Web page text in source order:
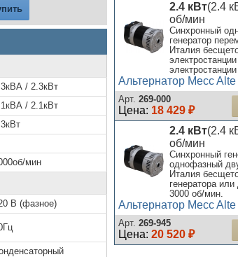
/ 2.3кВт
/ 2.1кВт
мин
В (фазное)
2.4 кВт(2.4
об/мин
Синхронный
генератор
Италия
Альтернатор Mecc
Арт. 269-000
Цена: 18 429 ₽
2.4 кВт(2.4
об/мин
Синхронный
однофазный
Италия
генератора или
3000 об/мин.
Альтернатор Mecc
Арт. 269-945
Цена: 20 520 ₽